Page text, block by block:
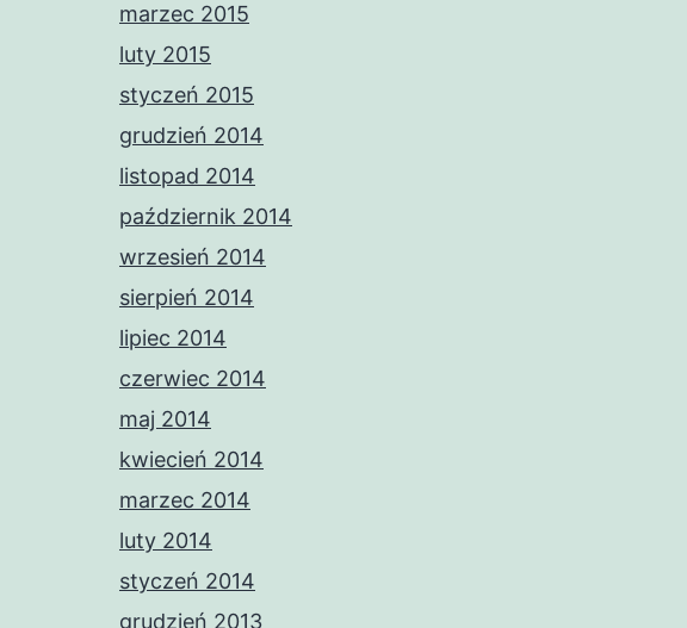
marzec 2015
luty 2015
styczeń 2015
grudzień 2014
listopad 2014
październik 2014
wrzesień 2014
sierpień 2014
lipiec 2014
czerwiec 2014
maj 2014
kwiecień 2014
marzec 2014
luty 2014
styczeń 2014
grudzień 2013